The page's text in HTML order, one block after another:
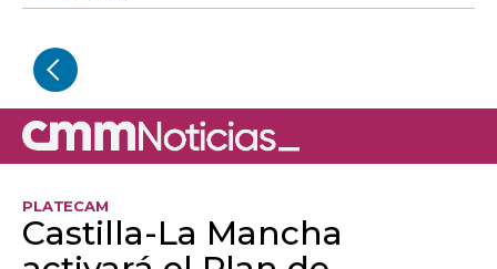
PLATECAM
Castilla-La Mancha